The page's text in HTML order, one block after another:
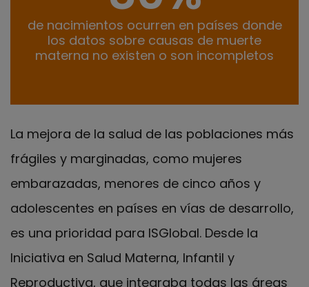
de nacimientos ocurren en países donde
los datos sobre causas de muerte
materna no existen o son incompletos
La mejora de la salud de las poblaciones más
frágiles y marginadas, como mujeres
embarazadas, menores de cinco años y
adolescentes en países en vías de desarrollo,
es una prioridad para ISGlobal. Desde la
Iniciativa en Salud Materna, Infantil y
Reproductiva, que integraba todas las áreas